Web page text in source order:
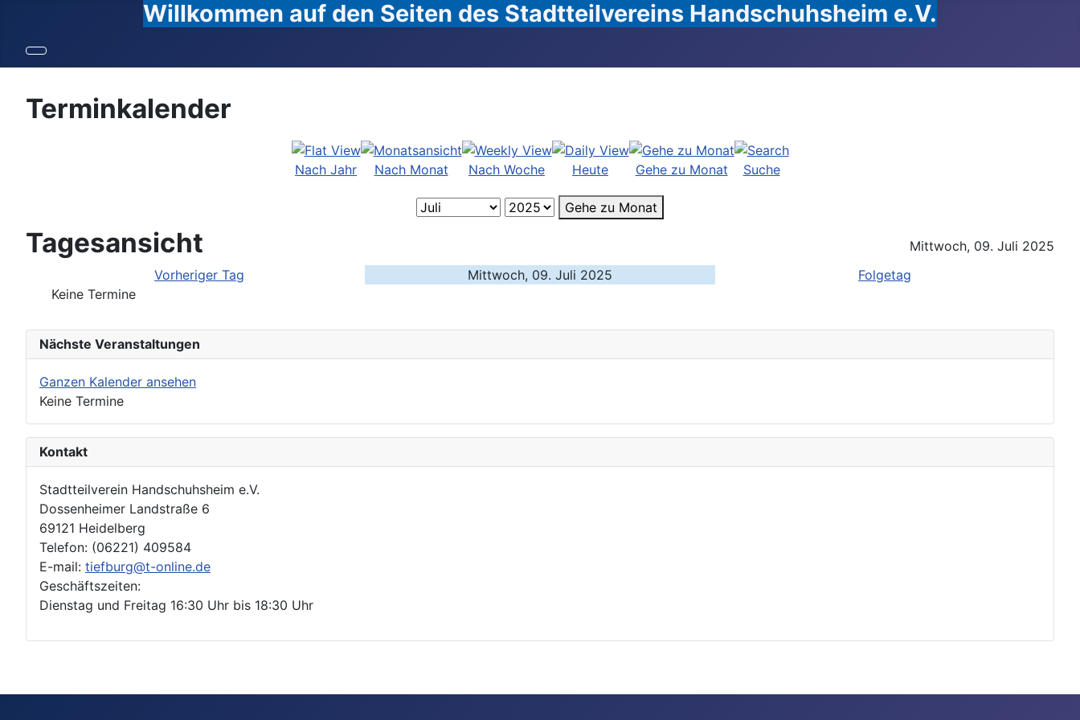
Willkommen auf den Seiten des Stadtteilvereins Handschuhsheim e.V.
Terminkalender
Nach Jahr Nach Monat Nach Woche Heute Gehe zu Monat Suche
Gehe zu Monat
Tagesansicht
Mittwoch, 09. Juli 2025
Vorheriger Tag
Mittwoch, 09. Juli 2025
Folgetag
Keine Termine
Nächste Veranstaltungen
Ganzen Kalender ansehen
Keine Termine
Kontakt
Stadtteilverein Handschuhsheim e.V.
Dossenheimer Landstraße 6
69121 Heidelberg
Telefon: (06221) 409584
E-mail: tiefburg@t-online.de
Geschäftszeiten:
Dienstag und Freitag 16:30 Uhr bis 18:30 Uhr